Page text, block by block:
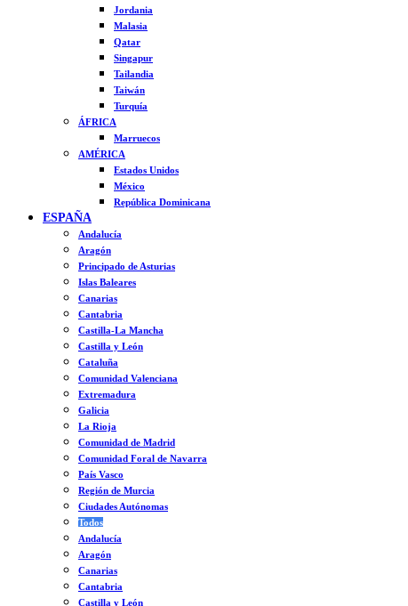
Jordania
Malasia
Qatar
Singapur
Tailandia
Taiwán
Turquía
ÁFRICA
Marruecos
AMÉRICA
Estados Unidos
México
República Dominicana
ESPAÑA
Andalucía
Aragón
Principado de Asturias
Islas Baleares
Canarias
Cantabria
Castilla-La Mancha
Castilla y León
Cataluña
Comunidad Valenciana
Extremadura
Galicia
La Rioja
Comunidad de Madrid
Comunidad Foral de Navarra
País Vasco
Región de Murcia
Ciudades Autónomas
Todos
Andalucía
Aragón
Canarias
Cantabria
Castilla y León